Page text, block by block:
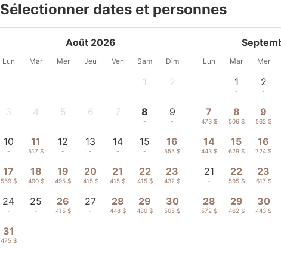
Sélectionner dates et personnes
Août 2026
Lun Mar Mer Jeu Ven Sam Dim
1 2
3 4 5 6 7 8
-
9
-
10
-
11
517 $
12
-
13
-
14
-
15
-
16
555 $
17
559 $
18
490 $
19
495 $
20
415 $
21
415 $
22
415 $
23
432 $
24
-
25
-
26
415 $
27
-
28
448 $
29
480 $
30
505 $
31
475 $
Lun Mar Mer
1
-
2
-
7
473 $
8
506 $
9
562 $
14
443 $
15
629 $
16
724 $
21
-
22
595 $
23
617 $
28
572 $
29
462 $
30
443 $